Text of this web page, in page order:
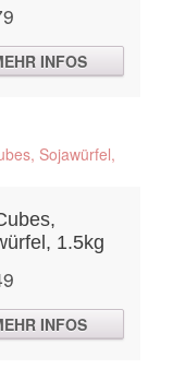
INFOS
1.5kg
INFOS